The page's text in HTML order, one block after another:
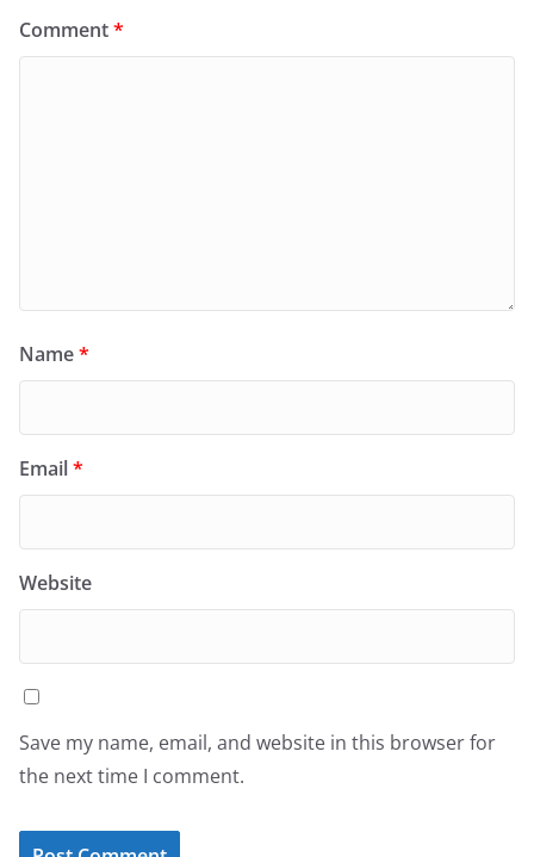
Comment*
Name*
Email*
Website
Save my name, email, and website in this browser for
the next time I comment.